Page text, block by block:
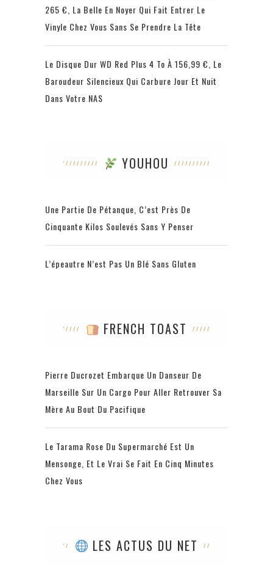
265 €, La Belle En Noyer Qui Fait Entrer Le
Vinyle Chez Vous Sans Se Prendre La Tête
Le Disque Dur WD Red Plus 4 To À 156,99 €, Le
Baroudeur Silencieux Qui Carbure Jour Et Nuit
Dans Votre NAS
YOUHOU
Une Partie De Pétanque, C’est Près De
Cinquante Kilos Soulevés Sans Y Penser
L’épeautre N’est Pas Un Blé Sans Gluten
FRENCH TOAST
Pierre Ducrozet Embarque Un Danseur De
Marseille Sur Un Cargo Pour Aller Retrouver Sa
Mère Au Bout Du Pacifique
Le Tarama Rose Du Supermarché Est Un
Mensonge, Et Le Vrai Se Fait En Cinq Minutes
Chez Vous
LES ACTUS DU NET